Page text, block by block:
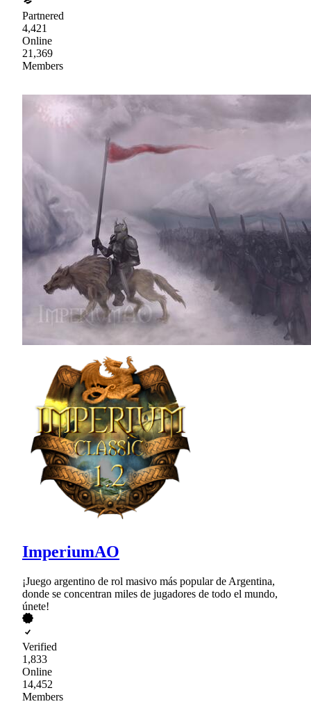
Partnered
4,421
Online
21,369
Members
ImperiumAO
¡Juego argentino de rol masivo más popular de Argentina,
donde se concentran miles de jugadores de todo el mundo,
únete!
Verified
1,833
Online
14,452
Members